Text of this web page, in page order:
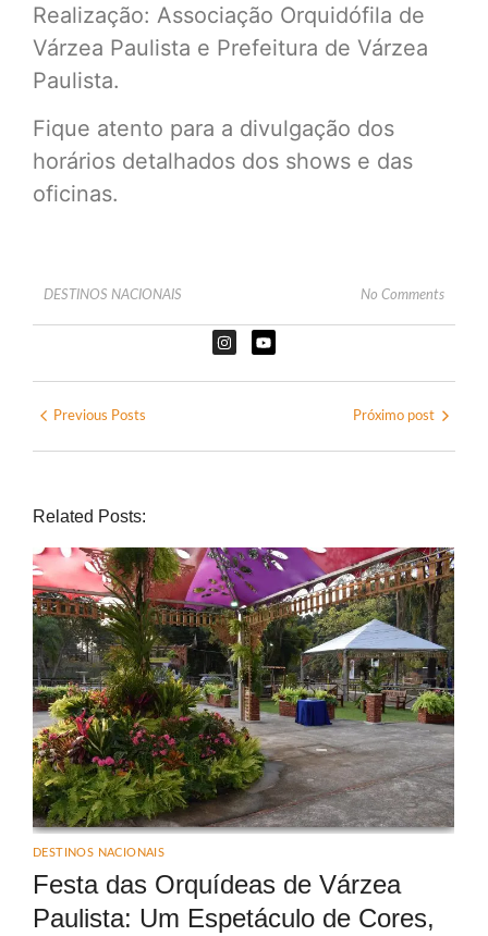
Realização: Associação Orquidófila de
Várzea Paulista e Prefeitura de Várzea
Paulista.
Fique atento para a divulgação dos
horários detalhados dos shows e das
oficinas.
DESTINOS NACIONAIS No Comments
Previous Posts Próximo post
Related Posts:
DESTINOS NACIONAIS
Festa das Orquídeas de Várzea
Paulista: Um Espetáculo de Cores,